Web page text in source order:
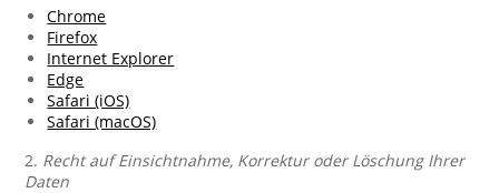
Chrome
Firefox
Internet Explorer
Edge
Safari (iOS)
Safari (macOS)
2. Recht auf Einsichtnahme, Korrektur oder Löschung Ihrer
Daten